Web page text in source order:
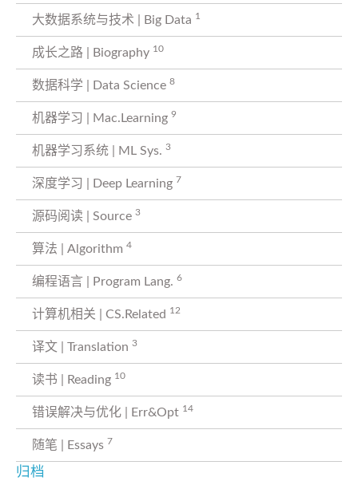
大数据系统与技术 | Big Data 1
成长之路 | Biography 10
数据科学 | Data Science 8
机器学习 | Mac.Learning 9
机器学习系统 | ML Sys. 3
深度学习 | Deep Learning 7
源码阅读 | Source 3
算法 | Algorithm 4
编程语言 | Program Lang. 6
计算机相关 | CS.Related 12
译文 | Translation 3
读书 | Reading 10
错误解决与优化 | Err&Opt 14
随笔 | Essays 7
归档